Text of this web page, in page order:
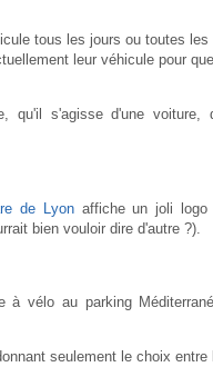
tous les jours ou toutes les
leur véhicule pour
qu'il s'agisse d'une voiture,
de Lyonaffiche un joli logo
bien vouloir dire d'autre ?).
à vélo au parking
seulement le choix entre